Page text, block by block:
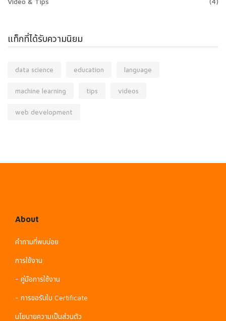
แท็กที่ได้รับความนิยม
data science education language
machine learning tips videos
web development
About
คำถามที่พบบ่อย
การใช้งาน
- คู่มือการใช้งาน
- การขอรับใบ Certificate
นโยบายความเป็นส่วนตัว